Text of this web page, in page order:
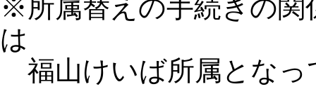
※所属替えの手続きの関
は
福山けいば所属となっ